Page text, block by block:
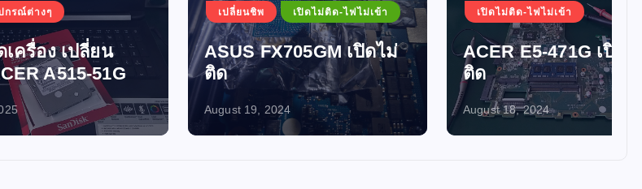
ยน
51G
เปิดไม่ติด-ไฟไม่เข้า
ASUS FX705GM เปิดไม่
ติด
August 19, 2024
เปิดไม่ติด-ไฟไม่เข้า
ACER E5-471G เปิดไม่
ติด
August 18, 2024